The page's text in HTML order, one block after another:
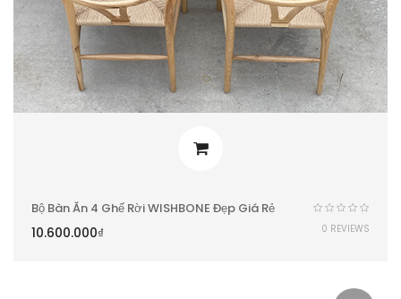
Bộ Bàn Ăn 4 Ghế Rời WISHBONE Đẹp Giá Rẻ
10.600.000₫ 0 REVIEWS